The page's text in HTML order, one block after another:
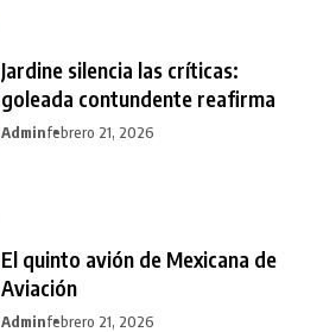
Jardine silencia las críticas:
goleada contundente reafirma
Adminfebrero 21, 2026
El quinto avión de Mexicana de
Aviación
Adminfebrero 21, 2026